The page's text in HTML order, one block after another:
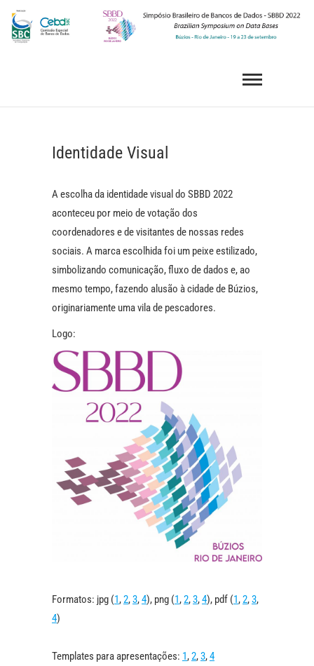
Skip
content
Identidade Visual
A escolha da identidade visual do SBBD 2022
aconteceu por meio de votação dos
coordenadores e de visitantes de nossas redes
sociais. A marca escolhida foi um peixe estilizado,
simbolizando comunicação, fluxo de dados e, ao
mesmo tempo, fazendo alusão à cidade de Búzios,
originariamente uma vila de pescadores.
Logo:
Formatos: jpg (1,2,3,4), png (1,2,3,4), pdf (1,2,3,
4)
Templates para apresentações: 1,2,3,4